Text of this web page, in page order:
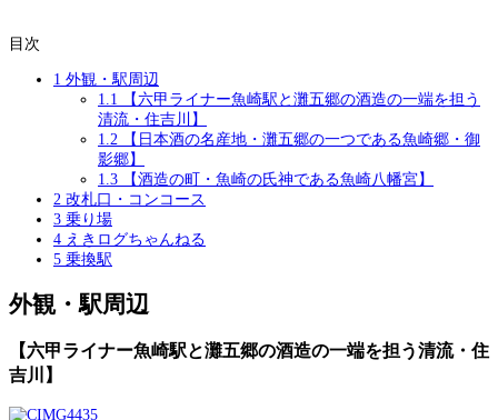
目次
1 外観・駅周辺
1.1
【六甲ライナー魚崎駅と灘五郷の酒造の一端を担う
清流・住吉川】
1.2 【日本酒の名産地・灘五郷の一つである魚崎郷・御
影郷】
1.3 【酒造の町・魚崎の氏神である魚崎八幡宮】
2 改札口・コンコース
3 乗り場
4 えきログちゃんねる
5 乗換駅
外観・駅周辺
【六甲ライナー魚崎駅と灘五郷の酒造の一端を担う清流・住
吉川】